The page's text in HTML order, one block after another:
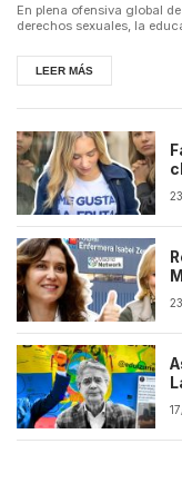
En plena ofensiva global
derechos sexuales, la
LEER MÁS